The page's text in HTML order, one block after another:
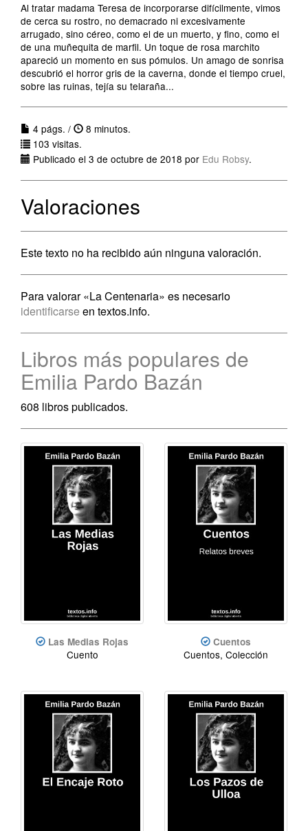
Al tratar madama Teresa de incorporarse difícilmente, vimos
de cerca su rostro, no demacrado ni excesivamente
arrugado, sino céreo, como el de un muerto, y fino, como el
de una muñequita de marfil. Un toque de rosa marchito
apareció un momento en sus pómulos. Un amago de sonrisa
descubrió el horror gris de la caverna, donde el tiempo cruel,
sobre las ruinas, tejía su telaraña...
4 págs. /
8 minutos.
103 visitas.
Publicado el 3 de octubre de 2018 por Edu Robsy.
Valoraciones
Este texto no ha recibido aún ninguna valoración.
Para valorar «La Centenaria» es necesario
identificarse en textos.info.
Libros más populares de
Emilia Pardo Bazán
608 libros publicados.
Las Medias Rojas
Cuento
Cuentos
Cuentos, Colección